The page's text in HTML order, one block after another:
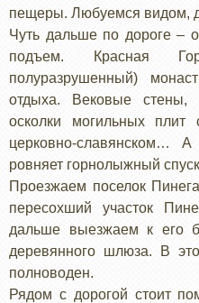
пещеры. Любуемся видом,
Чуть дальше по дороге –
подъем. Красная
полуразрушенный)
отдыха. Вековые стены,
осколки могильных
церковно-славянском…
ровняет горнолыжный
Проезжаем поселок
пересохший участок
дальше выезжаем к его
деревянного шлюза. В
полноводен.
Рядом с дорогой стоит